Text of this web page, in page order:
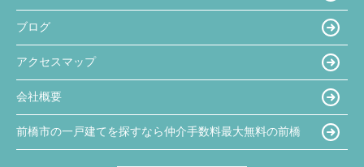
ブログ
アクセスマップ
会社概要
前橋市の一戸建てを探すなら仲介手数料最大無料の前橋